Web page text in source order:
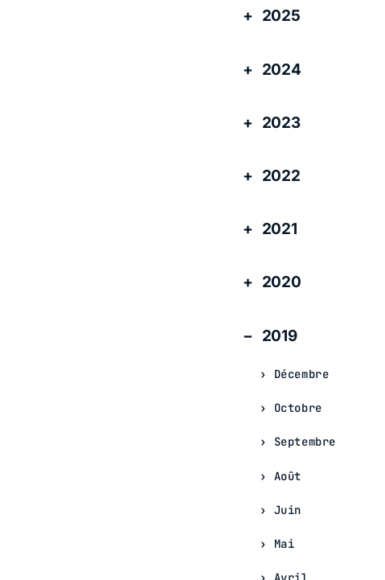
2025
2024
2023
2022
2021
2020
2019
Décembre
Octobre
Septembre
Août
Juin
Mai